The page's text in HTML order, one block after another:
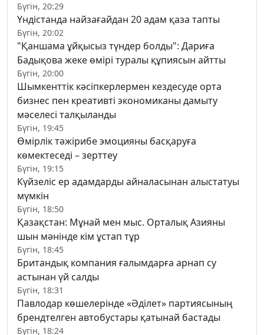
Бүгін, 20:29
Үндістанда найзағайдан 20 адам қаза тапты
Бүгін, 20:02
"Қаншама ұйқысыз түндер болды": Дариға
Бадықова жеке өмірі туралы құпиясын айтты
Бүгін, 20:00
Шымкенттік кәсіпкерлермен кездесуде орта
бизнес пен креативті экономиканы дамыту
мәселесі талқыланды
Бүгін, 19:45
Өмірлік тәжірибе эмоцияны басқаруға
көмектеседі – зерттеу
Бүгін, 19:15
Күйзеліс ер адамдарды айналасынан алыстатуы
мүмкін
Бүгін, 18:50
Қазақстан: Мұнай мен мыс. Орталық Азияны
шын мәнінде кім ұстап тұр
Бүгін, 18:45
Британдық компания ғалымдарға арнап су
астынан үй салды
Бүгін, 18:31
Павлодар көшелерінде «Әділет» партиясының
брендтелген автобустары қатынай бастады
Бүгін, 18:24